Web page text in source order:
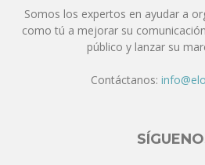
Somos los expertos en ayudar a
como tú a mejorar su
público y lanzar su
Contáctanos: